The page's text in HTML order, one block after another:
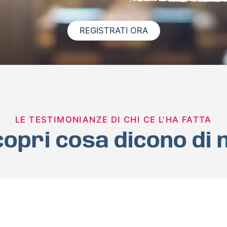
REGISTRATI ORA
LE TESTIMONIANZE DI CHI CE L'HA FATTA
cosa dicono di